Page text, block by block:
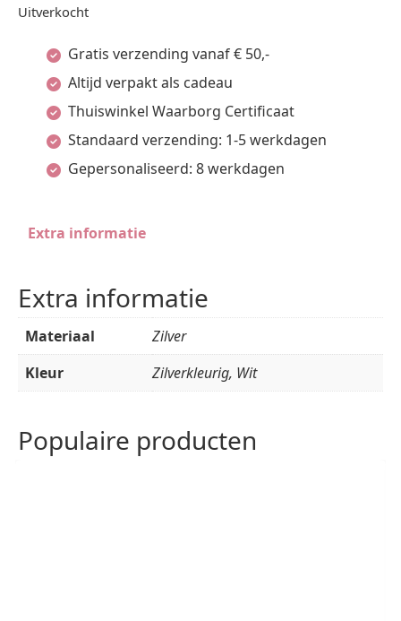
Uitverkocht
Gratis verzending vanaf € 50,-
Altijd verpakt als cadeau
Thuiswinkel Waarborg Certificaat
Standaard verzending: 1-5 werkdagen
Gepersonaliseerd: 8 werkdagen
Extra informatie
Extra informatie
Materiaal
Zilver
Kleur
Zilverkleurig, Wit
Populaire producten